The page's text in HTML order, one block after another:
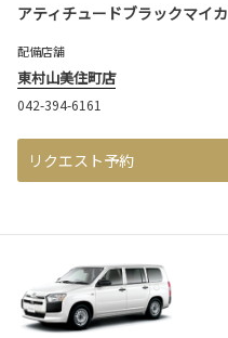
アティチュードブラックマイカ
配備店舗
東村山美住町店
042-394-6161
リクエスト予約